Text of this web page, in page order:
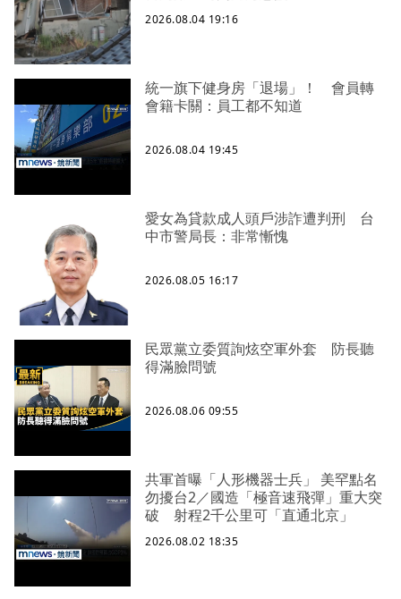
2026.08.04 19:16
統一旗下健身房「退場」！ 會員轉
會籍卡關：員工都不知道
2026.08.04 19:45
愛女為貸款成人頭戶涉詐遭判刑 台
中市警局長：非常慚愧
2026.08.05 16:17
民眾黨立委質詢炫空軍外套 防長聽
得滿臉問號
2026.08.06 09:55
共軍首曝「人形機器士兵」 美罕點名
勿擾台2／國造「極音速飛彈」重大突
破 射程2千公里可「直通北京」
2026.08.02 18:35